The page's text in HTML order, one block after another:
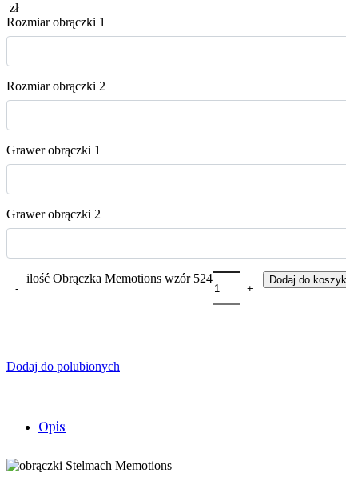
zł
Rozmiar obrączki 1
Rozmiar obrączki 2
Grawer obrączki 1
Grawer obrączki 2
ilość Obrączka Memotions wzór 524 Dodaj do
Dodaj do polubionych
Opis